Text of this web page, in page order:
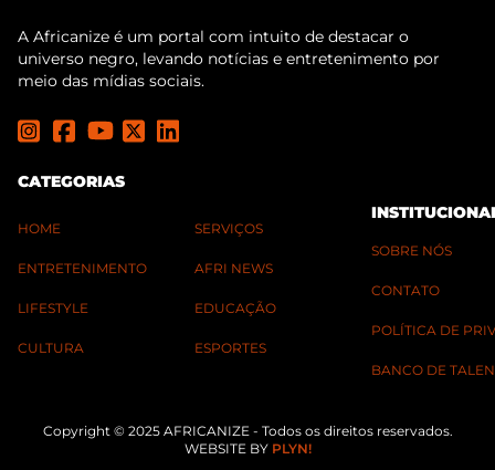
A Africanize é um portal com intuito de destacar o
universo negro, levando notícias e entretenimento por
meio das mídias sociais.
CATEGORIAS
HOME
ENTRETENIMENTO
LIFESTYLE
CULTURA
SERVIÇOS
AFRI NEWS
EDUCAÇÃO
ESPORTES
SOBRE NÓS
CONTATO
POLÍTICA DE
BANCO DE
Copyright © 2025 AFRICANIZE - Todos os direitos reservados.
WEBSITE BY PLYN!